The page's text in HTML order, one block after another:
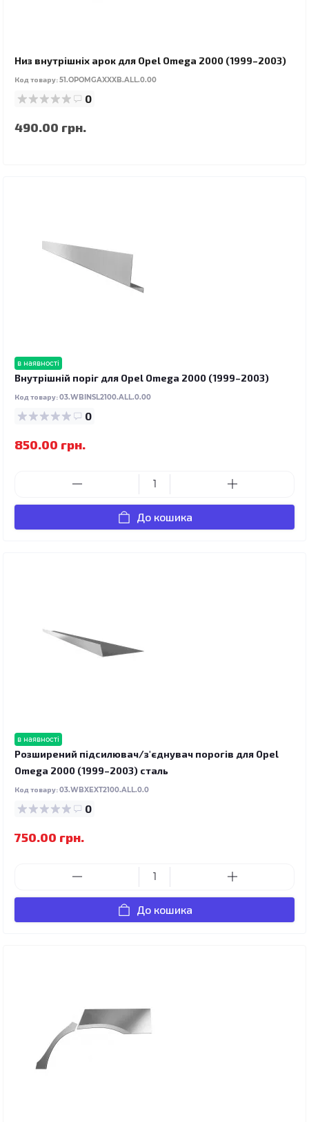
Низ внутрішніх арок для Opel Omega 2000 (1999–2003)
Код товару:51.OPOMGAXXXB.ALL.0.00
0
490.00 грн.
в наявності
Внутрішній поріг для Opel Omega 2000 (1999–2003)
Код товару:03.WBINSL2100.ALL.0.00
0
850.00 грн.
До кошика
в наявності
Розширений підсилювач/з'єднувач порогів для Opel
Omega 2000 (1999–2003) сталь
Код товару:03.WBXEXT2100.ALL.0.0
0
750.00 грн.
До кошика